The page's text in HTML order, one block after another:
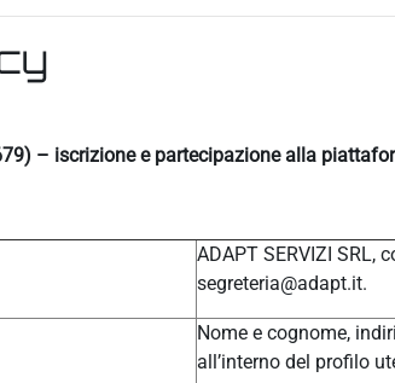
– iscrizione e partecipazione alla
ADAPT SERVIZI SRL,
segreteria@adapt.it.
Nome e cognome,
all’interno del profilo